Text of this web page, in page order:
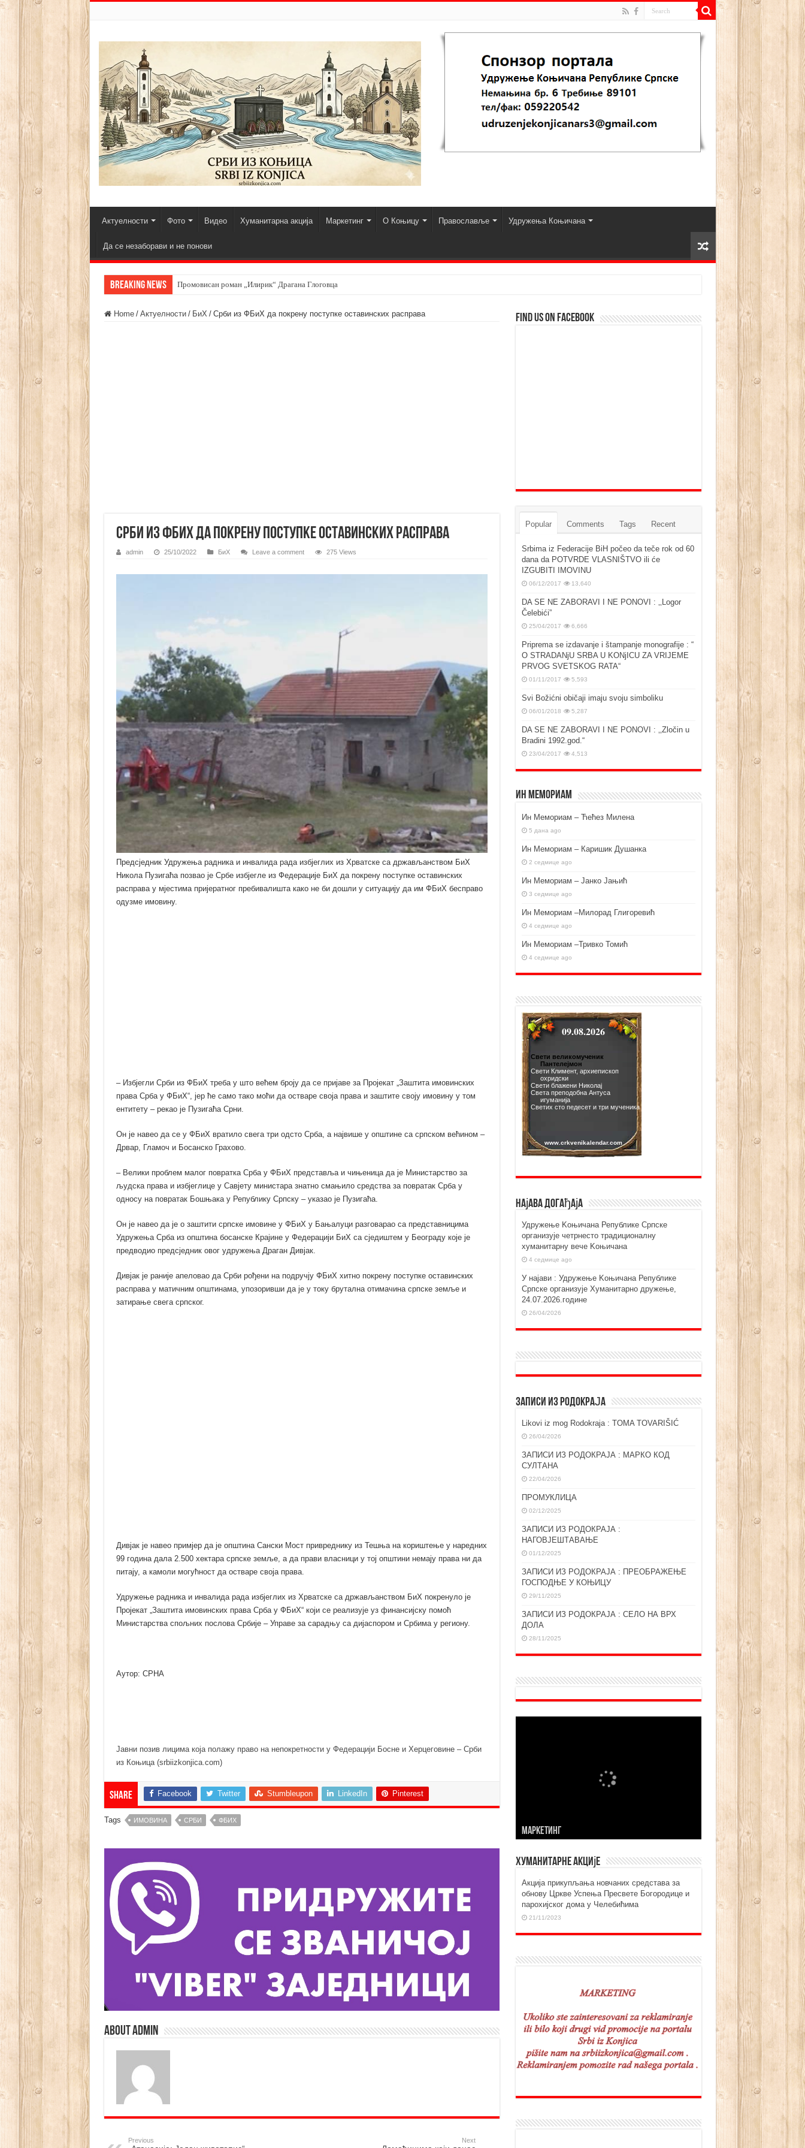
Актуелности Фото Видео Хуманитарна акција Маркетинг О Коњицу Православље Удружења Коњичана
Да се незаборави и не понови
Breaking News Ин Мемориам – Ћећез Милена
Home / Актуелности / БиХ / Срби из ФБиХ да покрену поступке оставинских расправа
Срби из ФБиХ да покрену поступке оставинских расправа
admin 25/10/2022 БиХ Leave a comment 275 Views
Предсједник Удружења радника и инвалида рада избјеглих из Хрватске са држављанством БиХ
Никола Пузигаћа позвао је Србе избјегле из Федерације БиХ да покрену поступке оставинских
расправа у мјестима пријератног пребивалишта како не би дошли у ситуацију да им ФБиХ бесправо
одузме имовину.
– Избјегли Срби из ФБиХ треба у што већем броју да се пријаве за Пројекат „Заштита имовинских
права Срба у ФБиХ“, јер ће само тако моћи да остваре своја права и заштите своју имовину у том
ентитету – рекао је Пузигаћа Срни.
Он је навео да се у ФБиХ вратило свега три одсто Срба, а највише у општине са српском већином –
Дрвар, Гламоч и Босанско Грахово.
– Велики проблем малог повратка Срба у ФБиХ представља и чињеница да је Министарство за
људска права и избјеглице у Савјету министара знатно смањило средства за повратак Срба у
односу на повратак Бошњака у Републику Српску – указао је Пузигаћа.
Он је навео да је о заштити српске имовине у ФБиХ у Бањалуци разговарао са представницима
Удружења Срба из општина босанске Крајине у Федерацији БиХ са сједиштем у Београду које је
предводио предсједник овог удружења Драган Дивјак.
Дивјак је раније апеловао да Срби рођени на подручју ФБиХ хитно покрену поступке оставинских
расправа у матичним општинама, упозоривши да је у току брутална отимачина српске земље и
затирање свега српског.
Дивјак је навео примјер да је општина Сански Мост привреднику из Тешња на кориштење у наредних
99 година дала 2.500 хектара српске земље, а да прави власници у тој општини немају права ни да
питају, а камоли могућност да остваре своја права.
Удружење радника и инвалида рада избјеглих из Хрватске са држављанством БиХ покренуло је
Пројекат „Заштита имовинских права Срба у ФБиХ“ који се реализује уз финансијску помоћ
Министарства спољних послова Србије – Управе за сарадњу са дијаспором и Србима у региону.
Аутор: СРНА
Јавни позив лицима која полажу право на непокретности у Федерацији Босне и Херцеговине – Срби
из Коњица (srbiizkonjica.com)
Share Facebook Twitter Stumbleupon LinkedIn Pinterest
Tags ИМОВИНА СРБИ ФБИХ
About admin
Previous Next
Find us on Facebook
Popular Comments Tags Recent
Srbima iz Federacije BiH počeo da teče rok od 60
dana da POTVRDE VLASNIŠTVO ili će
IZGUBITI IMOVINU
06/12/2017 13,640
DA SE NE ZABORAVI I NE PONOVI : ‚‚Logor
Čelebići”
25/04/2017 6,666
Priprema se izdavanje i štampanje monografije : “
O STRADANjU SRBA U KONjICU ZA VRIJEME
PRVOG SVETSKOG RATA“
01/11/2017 5,593
Svi Božićni običaji imaju svoju simboliku
06/01/2018 5,287
DA SE NE ZABORAVI I NE PONOVI : ‚‚Zločin u
Bradini 1992.god.“
23/04/2017 4,513
Ин Мемориам
Ин Мемориам – Ћећез Милена
5 дана ago
Ин Мемориам – Каришик Душанка
2 седмице ago
Ин Мемориам – Јанко Јањић
3 седмице ago
Ин Мемориам –Милорад Глигоревић
4 седмице ago
Ин Мемориам –Тривко Томић
4 седмице ago
Најава догађаја
Удружење Kоњичана Републике Српске
организује четрнесто традиционалну
хуманитарну вече Kоњичана
4 седмице ago
У најави : Удружење Kоњичана Републике
Српске организује Хуманитарно дружење,
24.07.2026.године
26/04/2026
ЗАПИСИ ИЗ РОДОКРАЈА
Likovi iz mog Rodokraja : TOMA TOVARIŠIĆ
26/04/2026
ЗАПИСИ ИЗ РОДОКРАЈА : МАРКО КОД
СУЛТАНА
22/04/2026
ПРОМУКЛИЦА
02/12/2025
ЗАПИСИ ИЗ РОДОКРАЈА :
НАГОВЈЕШТАВАЊЕ
01/12/2025
ЗАПИСИ ИЗ РОДОКРАЈА : ПРЕОБРАЖЕЊЕ
ГОСПОДЊЕ У КОЊИЦУ
29/11/2025
ЗАПИСИ ИЗ РОДОКРАЈА : СЕЛО НА ВРХ
ДОЛА
28/11/2025
МАРKЕТИНГ
Хуманитарне акције
Aкција прикупљања новчаних средстава за
обнову Цркве Успења Пресвете Богородице и
парохијског дома у Челебићима
21/11/2023